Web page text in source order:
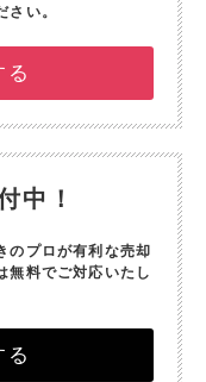
い。
中！
のプロが有利な売却
無料でご対応いたし